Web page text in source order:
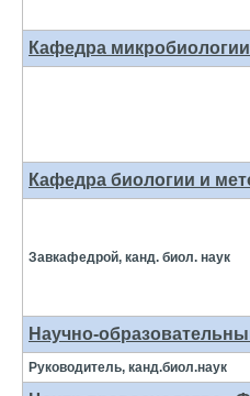
Кафедра микробиологии
Кафедра биологии и
Завкафедрой, канд. биол. наук
Научно-
Руководитель, канд.биол.наук